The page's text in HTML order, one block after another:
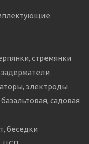
стремянки
электроды
садовая
беседки